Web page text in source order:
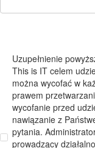
Uzupełnienie
This is IT celem
można wycofać w
prawem
wycofanie przed
nawiązanie z
pytania.
prowadzący